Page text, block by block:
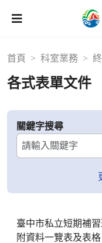
首頁 科室業務
各式表單文件
關鍵字搜尋
臺中市私立短期補
附資料一覽表及表格